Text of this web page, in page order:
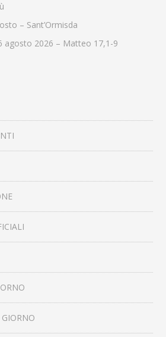
– Sant’Ormisda
agosto 2026 – Matteo 17,1-9